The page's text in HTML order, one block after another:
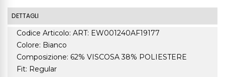
DETTAGLI
Codice Articolo: ART: EW001240AF19177
Colore: Bianco
Composizione: 62% VISCOSA 38% POLIESTERE
Fit: Regular